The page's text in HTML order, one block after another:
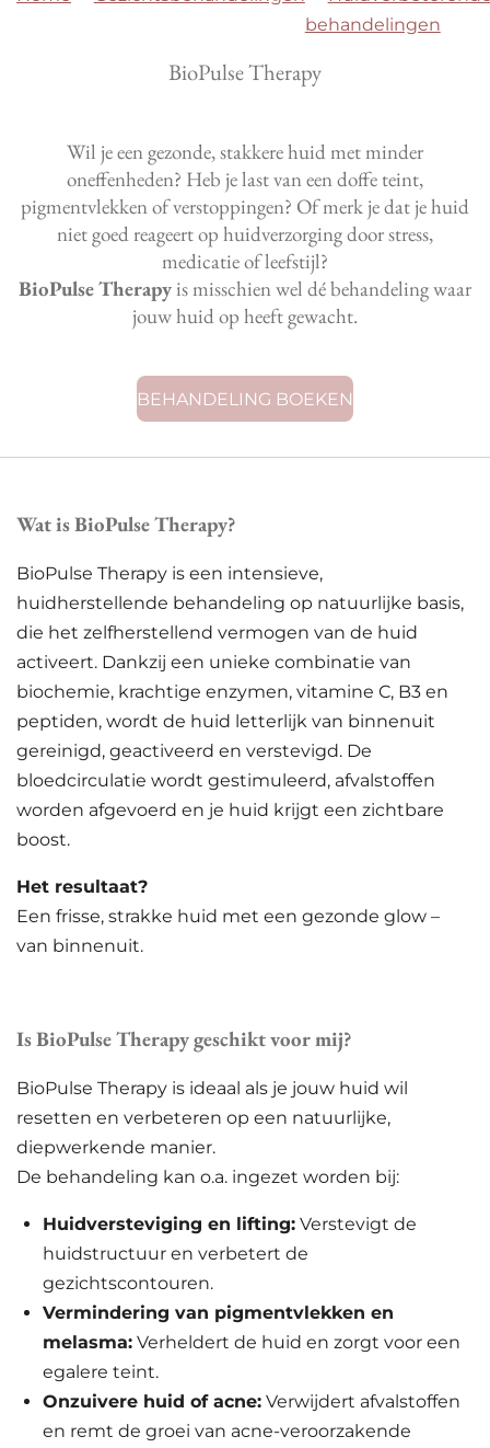
behandelingen
BioPulse Therapy
Wil je een gezonde, stakkere huid met minder
oneffenheden? Heb je last van een doffe teint,
pigmentvlekken of verstoppingen? Of merk je dat je huid
niet goed reageert op huidverzorging door stress,
medicatie of leefstijl?
BioPulse Therapyis misschien wel dé behandeling waar
jouw huid op heeft gewacht.
BEHANDELING BOEKEN
Wat is BioPulse Therapy?
BioPulse Therapy is een intensieve,
huidherstellende behandeling op natuurlijke basis,
die het zelfherstellend vermogen van de huid
activeert. Dankzij een unieke combinatie van
biochemie, krachtige enzymen, vitamine C, B3 en
peptiden, wordt de huid letterlijk van binnenuit
gereinigd, geactiveerd en verstevigd. De
bloedcirculatie wordt gestimuleerd, afvalstoffen
worden afgevoerd en je huid krijgt een zichtbare
boost.
Het resultaat?
Een frisse, strakke huid met een gezonde glow –
van binnenuit.
Is BioPulse Therapy geschikt voor mij?
BioPulse Therapy is ideaal als je jouw huid wil
resetten en verbeteren op een natuurlijke,
diepwerkende manier.
De behandeling kan o.a. ingezet worden bij:
Huidversteviging en lifting: Verstevigt de
huidstructuur en verbetert de
gezichtscontouren.
Vermindering van pigmentvlekken en
melasma: Verheldert de huid en zorgt voor een
egalere teint.
Onzuivere huid of acne: Verwijdert afvalstoffen
en remt de groei van acne-veroorzakende